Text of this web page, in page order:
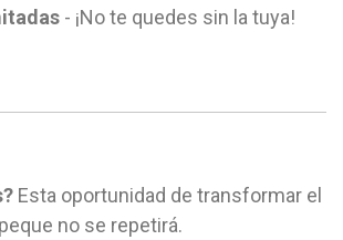
- ¡No te quedes sin la tuya!
Esta oportunidad de transformar el
no se repetirá.